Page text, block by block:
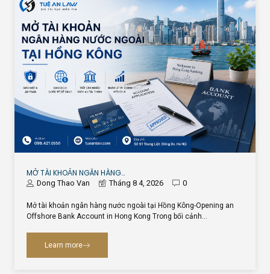
MỞ TÀI KHOẢN NGÂN HÀNG…
Dong Thao Van Tháng 8 4, 2026 0
Mở tài khoản ngân hàng nước ngoài tại Hồng Kông-Opening an
Offshore Bank Account in Hong Kong Trong bối cảnh…
Learn more